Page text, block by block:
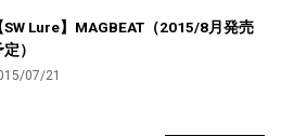
SW Lure】MAGBEAT（2015/8月発売
）
07/21